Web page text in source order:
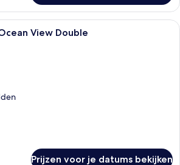
Hotelkamer met een groot bed,
View Double
Prijzen voor je datums bekijken